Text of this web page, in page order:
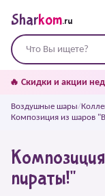
Sharkom.ru
🔥 Скидки и акции
Воздушные шары/
Композиция из шаров
пираты!"